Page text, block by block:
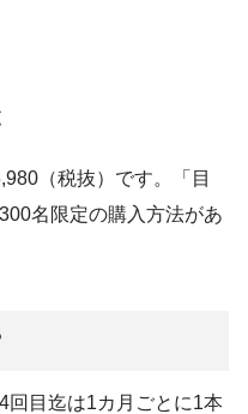
（税抜）です。「目
名限定の購入方法があ
回目迄は1カ月ごとに1本